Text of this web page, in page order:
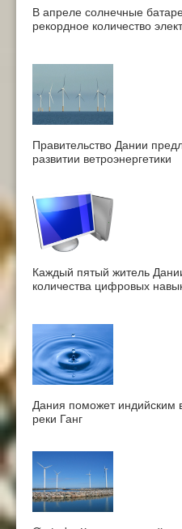
В апреле солнечные
рекордное количество
Правительство Дании
развитии ветроэнергетики
Каждый пятый житель
количества цифровых
Дания поможет индийским
реки Ганг